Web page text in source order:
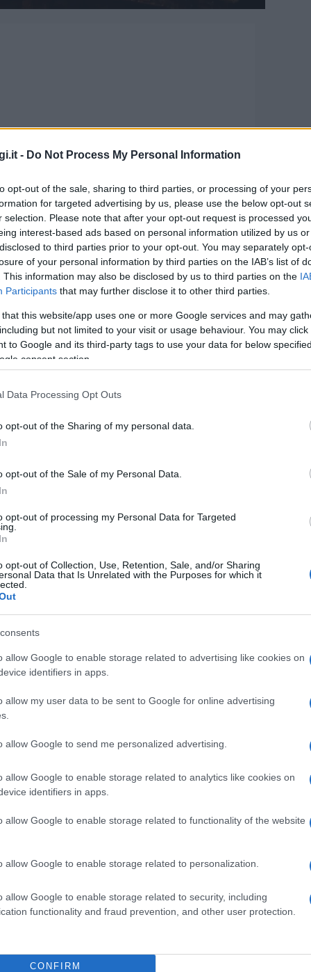
- Do Not Process My Personal Information
opt-out of the sale, sharing to third parties, or processing of your
for targeted advertising by us, please use the below opt-out
selection. Please note that after your opt-out request is processed
interest-based ads based on personal information utilized by us
to third parties prior to your opt-out. You may separately
of your personal information by third parties on the IAB’s list of
This information may also be disclosed by us to third parties on the
Participants that may further disclose it to other third parties.
that this website/app uses one or more Google services and may
but not limited to your visit or usage behaviour. You may
to Google and its third-party tags to use your data for below
consent section.
Data Processing Opt Outs
opt-out of the Sharing of my personal data.
opt-out of the Sale of my Personal Data.
opt-out of processing my Personal Data for Targeted
opt-out of Collection, Use, Retention, Sale, and/or Sharing
Data that Is Unrelated with the Purposes for which it
allow Google to enable storage related to advertising like cookies on
identifiers in apps.
allow my user data to be sent to Google for online advertising
allow Google to send me personalized advertising.
allow Google to enable storage related to analytics like cookies on
identifiers in apps.
allow Google to enable storage related to functionality of the website
allow Google to enable storage related to personalization.
allow Google to enable storage related to security, including
functionality and fraud prevention, and other user protection.
CONFIRM
serata tra jazz, arte e
arte e improvvisazione nel cuore di
Club accoglie la serata “Note, colori e
lo spazio di Via Roma in un punto
con il jazz a fare da filo conduttore
della mostra a tema jazz dell’artista
percorso visivo che racconta l’origine e
Un momento pensato per
artistico, attraverso un dialogo diretto con
tra segno, colore e musica.
lascia posto alla musica dal vivo con
dove musicisti e appassionati potranno
alla costruzione del suono. Un
l’improvvisazione diventa linguaggio
più autentica.
nazionali?
mesecliccandoqui
nella sezioneLogindal menù del sito
Cultura Olbia Eventi Olbia Jam Session
Jazz Olbia